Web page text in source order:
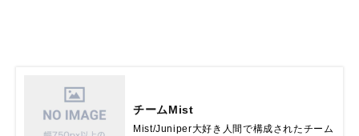
チームMist
Mist/Juniper大好き人間で構成されたチーム